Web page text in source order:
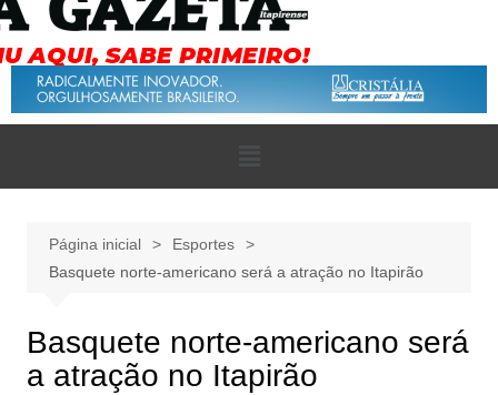
Página inicial
Esportes
Basquete norte-americano será a atração no Itapirão
Basquete norte-americano será
a atração no Itapirão